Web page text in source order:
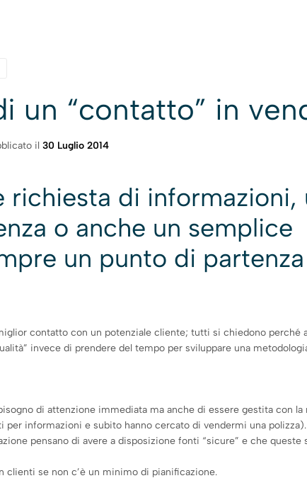
un “contatto” in
il 30 Luglio 2014
di informazioni,
o anche un semplice
un punto di
contatto con un potenziale cliente; tutti si chiedono perché
invece di prendere del tempo per sviluppare una
di attenzione immediata ma anche di essere gestita con la
informazioni e subito hanno cercato di vendermi una
pensano di avere a disposizione fonti “sicure” e che
se non c’è un minimo di pianificazione.